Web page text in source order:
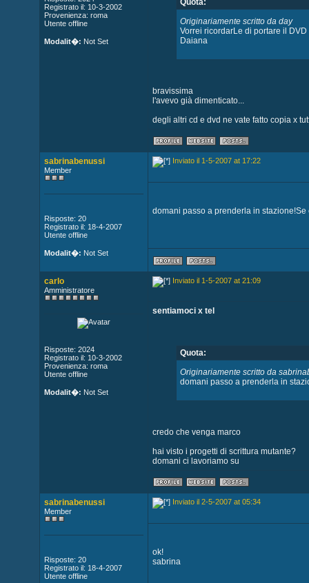
Registrato il: 10-3-2002
Provenienza: roma
Utente offline
Modalit�: Not Set
Quota:
Originariamente scritto da day
Vorrei ricordarLe di portare il
Daiana
bravissima
l'avevo già dimenticato...
degli altri cd e dvd ne vate fatto copia x
sabrinabenussi
Member
Risposte: 20
Registrato il: 18-4-2007
Utente offline
Modalit�: Not Set
Inviato il 1-5-2007 at 17:22
domani passo a prenderla in
carlo
Amministratore
Risposte: 2024
Registrato il: 10-3-2002
Provenienza: roma
Utente offline
Modalit�: Not Set
Inviato il 1-5-2007 at 21:09
sentiamoci x tel
Quota:
Originariamente scritto da
domani passo a prenderla in
credo che venga marco
hai visto i progetti di scrittura mutante?
domani ci lavoriamo su
sabrinabenussi
Member
Risposte: 20
Registrato il: 18-4-2007
Utente offline
Inviato il 2-5-2007 at 05:34
ok!
sabrina